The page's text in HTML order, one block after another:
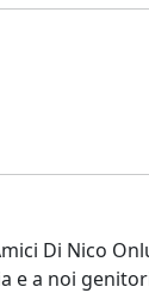
Di Nico
e a noi